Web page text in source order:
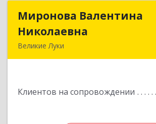
Миронова Валентина
Николаевна
Великие Луки
Клиентов на сопровождении
Миронова